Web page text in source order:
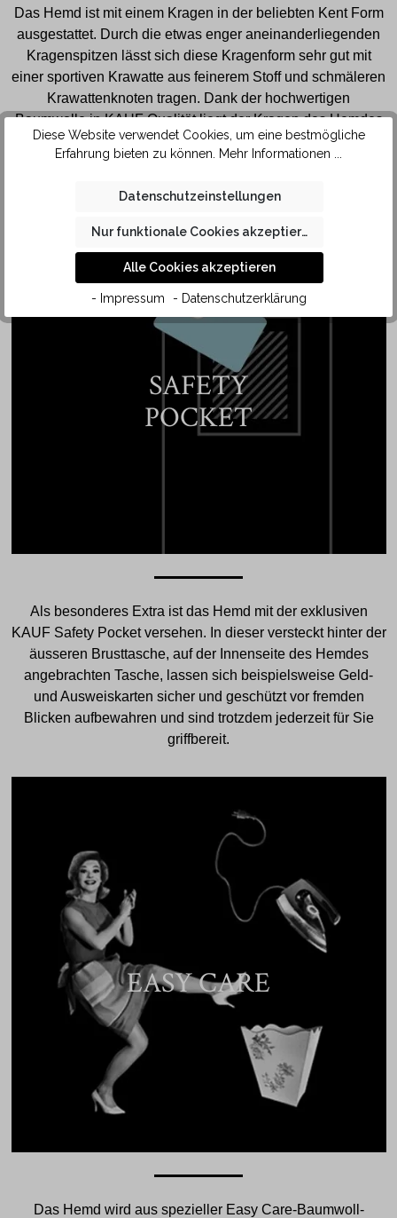
Das Hemd ist mit einem Kragen in der beliebten Kent Form
ausgestattet. Durch die etwas enger aneinanderliegenden
Kragenspitzen lässt sich diese Kragenform sehr gut mit
einer sportiven Krawatte aus feinerem Stoff und schmäleren
Krawattenknoten tragen. Dank der hochwertigen
Baumwolle in KAUF Qualität liegt der Kragen des Hemdes
angenehm weich auf der Haut.
SAFETY
POCKET
Als besonderes Extra ist das Hemd mit der exklusiven
KAUF Safety Pocket versehen. In dieser versteckt hinter der
äusseren Brusttasche, auf der Innenseite des Hemdes
angebrachten Tasche, lassen sich beispielsweise Geld-
und Ausweiskarten sicher und geschützt vor fremden
Blicken aufbewahren und sind trotzdem jederzeit für Sie
griffbereit.
EASY CARE
Das Hemd wird aus spezieller Easy Care-Baumwoll-
Diese Website verwendet Cookies, um eine bestmögliche
Erfahrung bieten zu können.
Mehr Informationen ...
Datenschutzeinstellungen
Nur funktionale Cookies akzeptieren
Alle Cookies akzeptieren
- Impressum - Datenschutzerklärung